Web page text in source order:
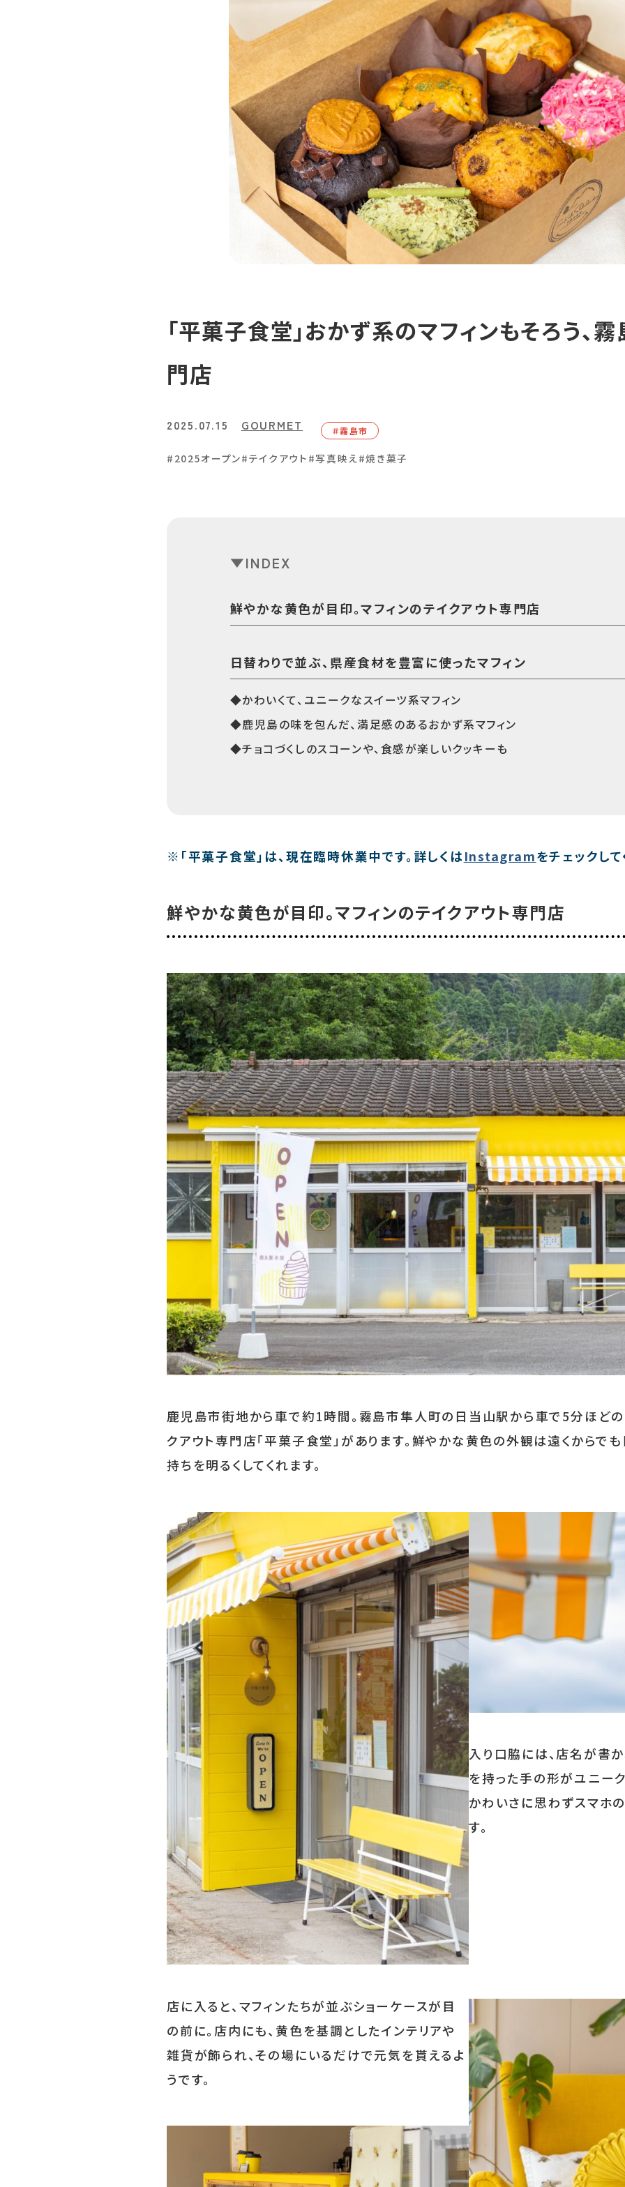
特集 SPECIAL
グルメ GOURMET
イベント EVENT
おでかけ TRIP
LIFE
あちこち編集コラム
おすすめタグ
＃2024オープン＃お土産＃かき氷＃アルコール＃イベントレポ
＃コーヒー＃スイーツ＃テイクアウト＃パスタ＃パン＃ホテル・
＃温泉＃甘酢＃磁器 ＃花見スポット ＃陶器＃鹿児島の魚 ＃鹿児
マップから記事を探す
お気に入り LINEともだち登録
あちこちについて 広告サービスについて ｜ 運営会社
｜ プライバシーポリシー ｜ お問い合わせ
「平菓子食堂」おかず系のマフィンもそろう、
門店
2025.07.15 GOURMET ＃霧島市
#2025オープン#テイクアウト #写真映え #焼き菓子
INDEX
鮮やかな黄色が目印。マフィンのテイクアウト専門店
日替わりで並ぶ、県産食材を豊富に使ったマフィン
◆かわいくて、ユニークなスイーツ系マフィン
◆鹿児島の味を包んだ、満足感のあるおかず系マフィン
◆チョコづくしのスコーンや、食感が楽しいクッキーも
※「平菓子食堂」は、現在臨時休業中です。詳しくはInstagramをチェックして
鮮やかな黄色が目印。マフィンのテイクアウト専門店
鹿児島市街地から車で約1時間。霧島市隼人町の日当山駅から車で5分ほどの
クアウト専門店「平菓子食堂」があります。鮮やかな黄色の外観は遠くからで
持ちを明るくしてくれます。
入り口脇には、店名が書
を持った手の形がユニー
かわいさに思わずスマホ
す。
店に入ると、マフィンたちが並ぶショーケースが目
の前に。店内にも、黄色を基調としたインテリアや
雑貨が飾られ、その場にいるだけで元気を貰えるよ
うです。